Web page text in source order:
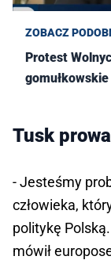
ZOBACZ
Protest
Tusk
- Jesteśmy
człowieka,
politykę
mówił